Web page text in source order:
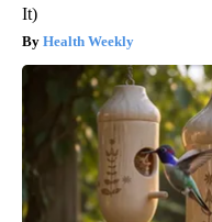
It)
Health Weekly